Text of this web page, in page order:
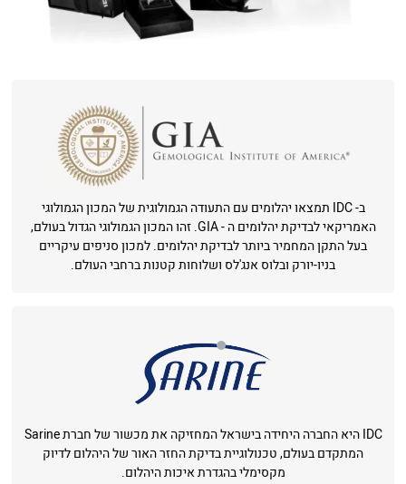
ב- IDC תמצאו יהלומים עם התעודה הגמולוגית של המכון הגמולוגי
האמריקאי לבדיקת יהלומים ה - GIA. זהו המכון הגמולוגי הגדול בעולם,
בעל התקן המחמיר ביותר לבדיקת יהלומים. למכון סניפים עיקריים
בניו-יורק ובלוס אנג'לס ושלוחות קטנות ברחבי העולם.
IDC היא החברה היחידה בישראל המחזיקה את מכשור של חברת Sarine
המתקדם בעולם, טכנולוגיית בדיקת החזר האור של היהלום לדיוק
מקסימלי בהגדרת איכות היהלום.